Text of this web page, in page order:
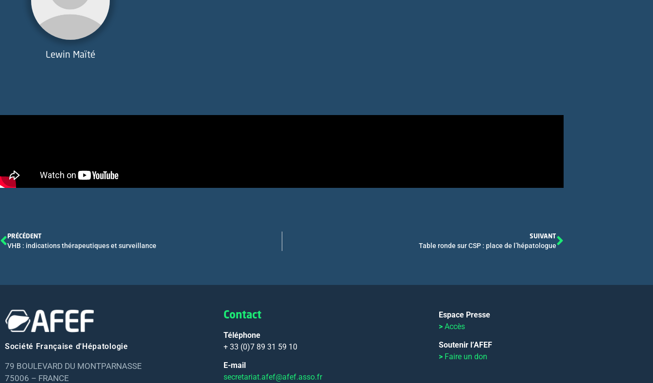
Lewin Maïté
PRÉCÉDENT
VHB : indications thérapeutiques et surveillance
SUIVANT
Table ronde sur CSP : place de l’hépatologue
Société Française d'Hépatologie
79 BOULEVARD DU MONTPARNASSE
75006 – FRANCE
Contact
Téléphone
+ 33 (0)7 89 31 59 10
E-mail
secretariat.afef@afef.asso.fr
Espace Presse
>Accès
Soutenir l’AFEF
> Faire un don